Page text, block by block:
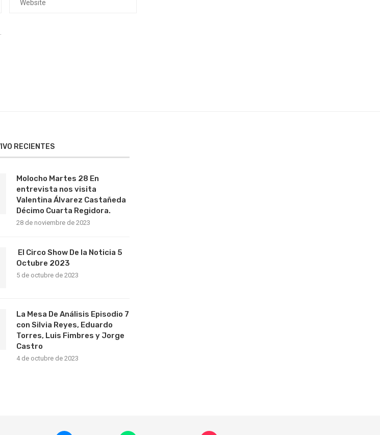
RECIENTES
Molocho Martes 28 En
entrevista nos visita
Valentina Álvarez Castañeda
Décimo Cuarta Regidora.
28 de noviembre de 2023
El Circo Show De la Noticia 5
Octubre 2023
5 de octubre de 2023
La Mesa De Análisis Episodio 7
con Silvia Reyes, Eduardo
Torres, Luis Fimbres y Jorge
Castro
4 de octubre de 2023